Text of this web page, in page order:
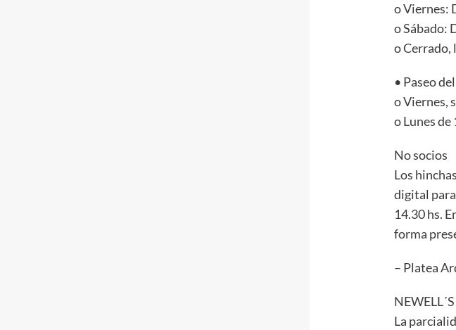
o Viernes:
o Sábado:
o Cerrado,
• Paseo
o Viernes,
o Lunes de
No socios
Los
digital para
14.30 hs.
forma
– Platea
NEWELL´S
La